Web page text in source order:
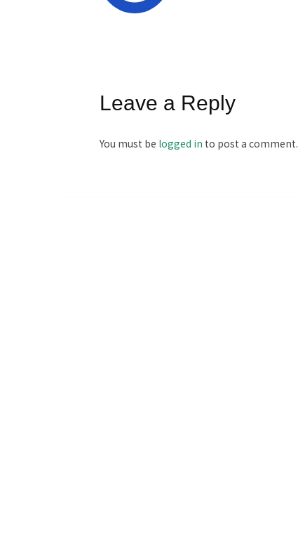
Leave a Reply
You must be logged in to post a comment.